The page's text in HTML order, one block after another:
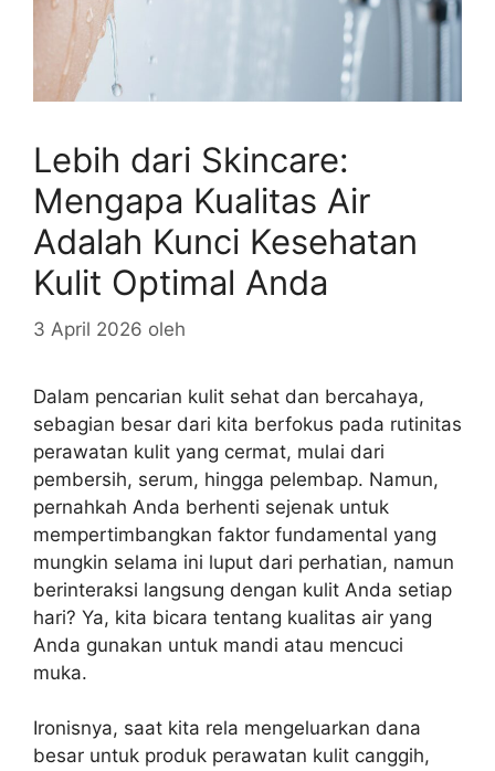
Lebih dari Skincare:
Mengapa Kualitas Air
Adalah Kunci Kesehatan
Kulit Optimal Anda
3 April 2026 oleh
Dalam pencarian kulit sehat dan bercahaya,
sebagian besar dari kita berfokus pada rutinitas
perawatan kulit yang cermat, mulai dari
pembersih, serum, hingga pelembap. Namun,
pernahkah Anda berhenti sejenak untuk
mempertimbangkan faktor fundamental yang
mungkin selama ini luput dari perhatian, namun
berinteraksi langsung dengan kulit Anda setiap
hari? Ya, kita bicara tentang kualitas air yang
Anda gunakan untuk mandi atau mencuci
muka.
Ironisnya, saat kita rela mengeluarkan dana
besar untuk produk perawatan kulit canggih,